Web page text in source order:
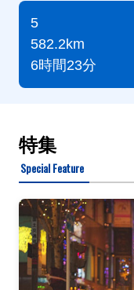
5
582.2km
6時間23分
特集
Special Feature